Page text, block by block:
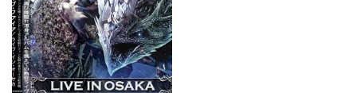
*NEW RELEASE (最新約3ヶ月)
2024.6.24
リアム・ギャラガー / 2024年6月3日 カーディフ公演 IEM/AUD 完
全収録！
*NEW RELEASE (最新約3ヶ月)
2024.6.24
スコーピオンズ / 2024年6月15日 リスボン公演 FHD 完全収録！